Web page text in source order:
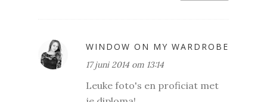
WINDOW ON MY WARDROBE
17 juni 2014 om 13:14
Leuke foto's en proficiat met